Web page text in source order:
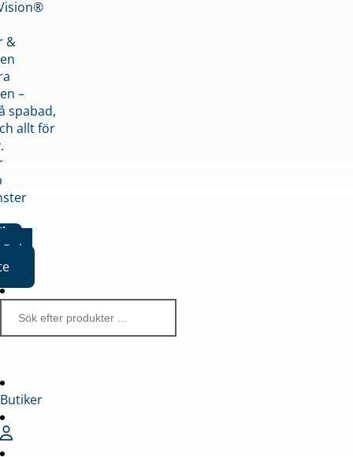
&
–
spabad,
allt för
Boka
Butiker